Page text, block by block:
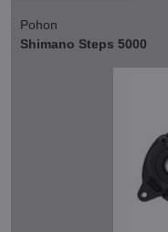
Pohon
Shimano Steps 5000